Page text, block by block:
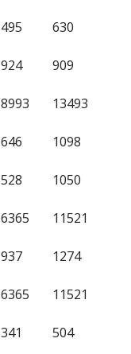
495 630
924 909
8993 13493
646 1098
528 1050
6365 11521
937 1274
6365 11521
341 504